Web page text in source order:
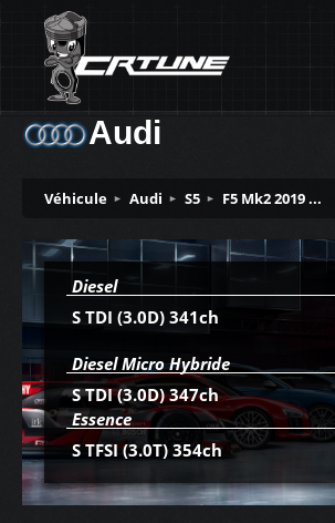
Audi
Véhicule Audi S5 F5 Mk2 2019 ...
Diesel
S TDI (3.0D) 341ch
Diesel Micro Hybride
S TDI (3.0D) 347ch
Essence
S TFSI (3.0T) 354ch